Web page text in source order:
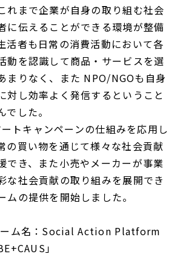
れまで企業が自身の取り組む社会
に伝えることができる環境が整備
活者も日常の消費活動において各
動を認識して商品・サービスを選
まりなく、また NPO/NGOも自身
対し効率よく発信するということ
した。
トキャンペーンの仕組みを応用し
の買い物を通じて様々な社会貢献
でき、また小売やメーカーが事業
な社会貢献の取り組みを展開でき
ムの提供を開始しました。
ム名：Social Action Platform
」